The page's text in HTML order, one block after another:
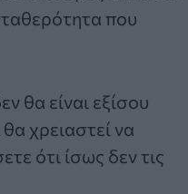
που
θα είναι εξίσου
χρειαστεί να
ότι ίσως δεν τις